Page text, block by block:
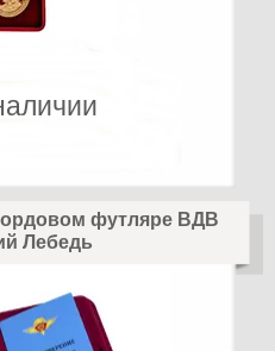
футляре ВДВ
Лебедь